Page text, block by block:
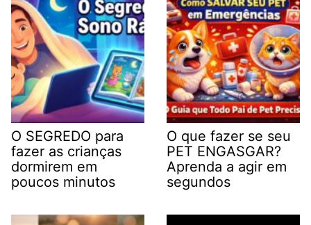
O SEGREDO para
fazer as crianças
dormirem em
poucos minutos
O que fazer se seu
PET ENGASGAR?
Aprenda a agir em
segundos